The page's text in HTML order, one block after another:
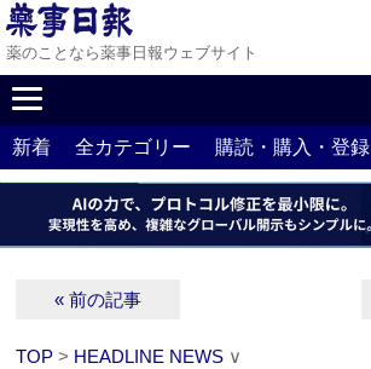
薬のことなら薬事日報ウェブサイト
新着 全カテゴリー 購読・購入・登録
« 前の記事
TOP > HEADLINE NEWS ∨